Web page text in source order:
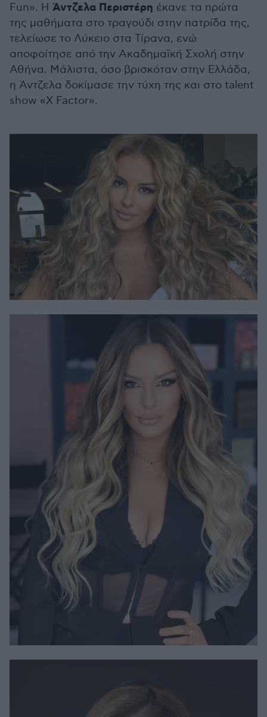
Fun». Η Άντζελα Περιστέρη έκανε τα πρώτα
της μαθήματα στο τραγούδι στην πατρίδα της,
τελείωσε το Λύκειο στα Τίρανα, ενώ
αποφοίτησε από την Ακαδημαϊκή Σχολή στην
Αθήνα. Μάλιστα, όσο βρισκόταν στην Ελλάδα,
η Άντζελα δοκίμασε την τύχη της και στο talent
show «X Factor».